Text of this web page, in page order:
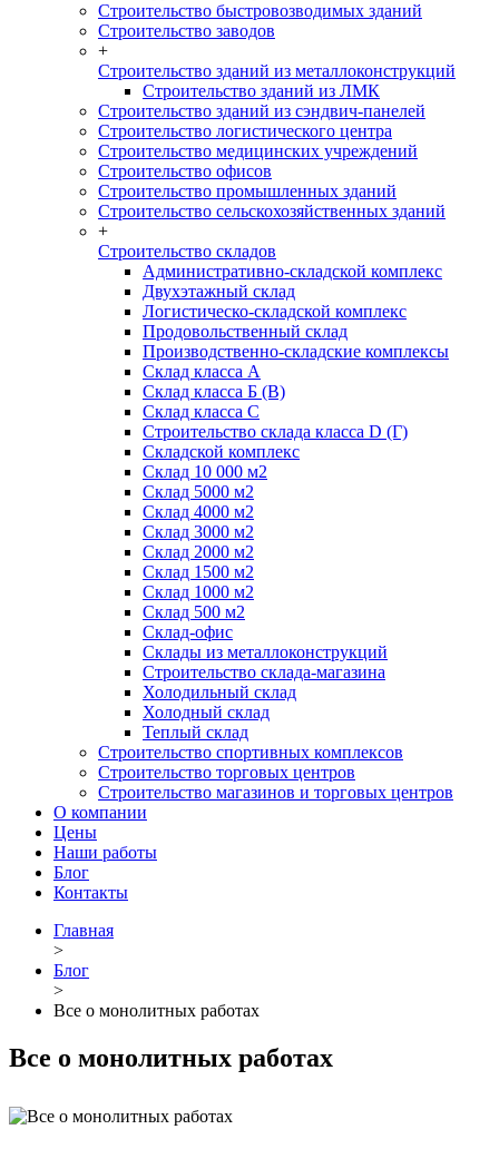
Строительство быстровозводимых зданий
Строительство заводов
+
Строительство зданий из металлоконструкций
Строительство зданий из ЛМК
Строительство зданий из сэндвич-панелей
Строительство логистического центра
Строительство медицинских учреждений
Строительство офисов
Строительство промышленных зданий
Строительство сельскохозяйственных зданий
+
Строительство складов
Административно-складской комплекс
Двухэтажный склад
Логистическо-складской комплекс
Продовольственный склад
Производственно-складские комплексы
Склад класса А
Склад класса Б (B)
Склад класса С
Строительство склада класса D (Г)
Складской комплекс
Склад 10 000 м2
Склад 5000 м2
Склад 4000 м2
Склад 3000 м2
Склад 2000 м2
Склад 1500 м2
Склад 1000 м2
Склад 500 м2
Склад-офис
Склады из металлоконструкций
Строительство склада-магазина
Холодильный склад
Холодный склад
Теплый склад
Строительство спортивных комплексов
Строительство торговых центров
Строительство магазинов и торговых центров
О компании
Цены
Наши работы
Блог
Контакты
Главная
>
Блог
>
Все о монолитных работах
Все о монолитных работах